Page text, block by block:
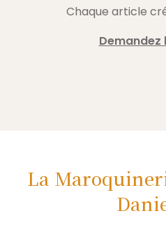
Chaque article
Demandez
La